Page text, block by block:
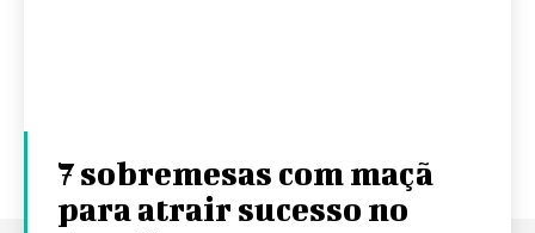
7 sobremesas com maçã
para atrair sucesso no